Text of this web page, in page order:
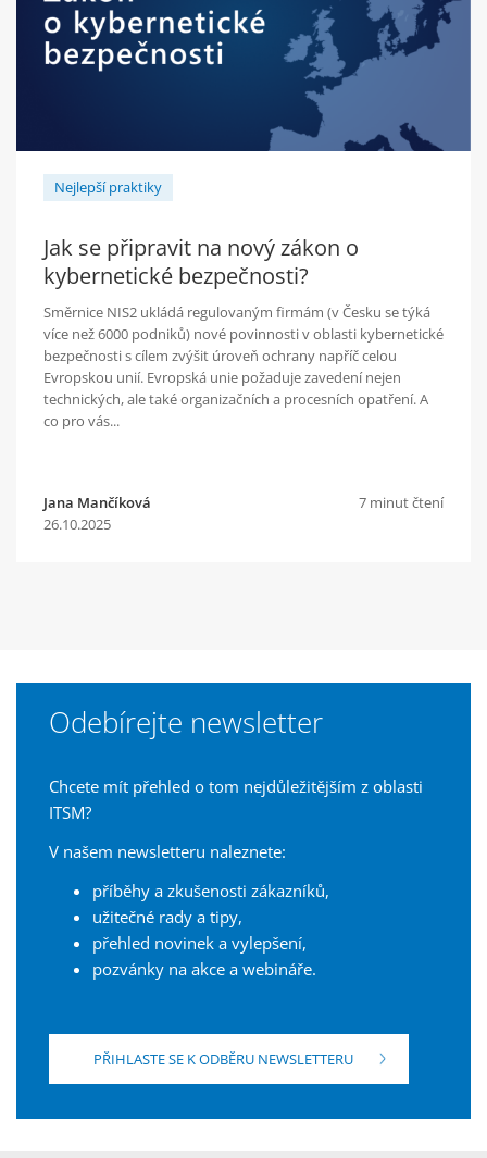
Nejlepší praktiky
Jak se připravit na nový zákon o
kybernetické bezpečnosti?
Směrnice NIS2 ukládá regulovaným firmám (v Česku se týká
více než 6000 podniků) nové povinnosti v oblasti kybernetické
bezpečnosti s cílem zvýšit úroveň ochrany napříč celou
Evropskou unií. Evropská unie požaduje zavedení nejen
technických, ale také organizačních a procesních opatření. A
co pro vás...
Jana Mančíková
26.10.2025
7 minut čtení
Odebírejte newsletter
Chcete mít přehled o tom nejdůležitějším z oblasti
ITSM?
V našem newsletteru naleznete:
příběhy a zkušenosti zákazníků,
užitečné rady a tipy,
přehled novinek a vylepšení,
pozvánky na akce a webináře.
PŘIHLASTE SE K ODBĚRU NEWSLETTERU